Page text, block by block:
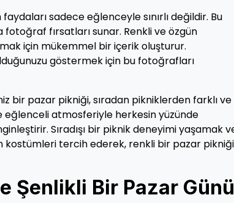
sadece eğlenceyle sınırlı değildir. Bu
fırsatları sunar. Renkli ve özgün
için mükemmel bir içerik oluşturur.
göstermek için bu fotoğrafları
bir pazar pikniği, sıradan pikniklerden farklı ve
eğlenceli atmosferiyle herkesin yüzünde
Sıradışı bir piknik deneyimi yaşamak
kostümleri tercih ederek, renkli bir pazar pikniği
Şenlikli Bir Pazar Günü